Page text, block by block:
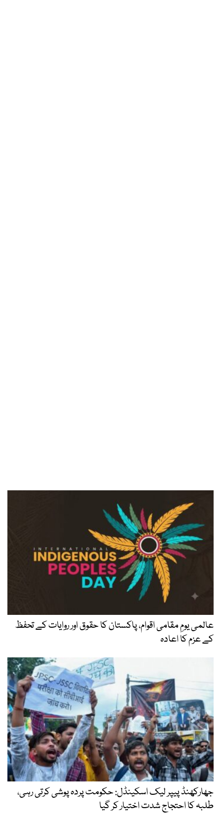
عالمی یومِ مقامی اقوام، پاکستان کا حقوق اور روایات کے تحفظ
کے عزم کا اعادہ
جھارکھنڈ پیپر لیک اسکینڈل: حکومت پردہ پوشی کرتی رہی،
طلبہ کا احتجاج شدت اختیار کر گیا